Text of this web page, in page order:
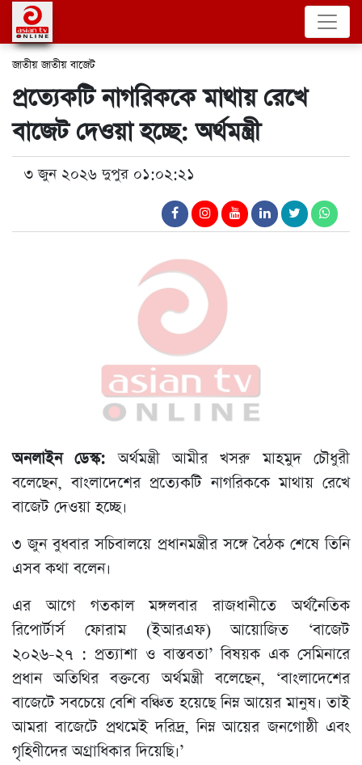
জাতীয় জাতীয় বাজেট
প্রত্যেকটি নাগরিককে মাথায় রেখে
বাজেট দেওয়া হচ্ছে: অর্থমন্ত্রী
৩ জুন ২০২৬ দুপুর ০১:০২:২১
অনলাইন ডেস্ক:অর্থমন্ত্রী আমীর খসরু মাহমুদ চৌধুরী
বলেছেন, বাংলাদেশের প্রত্যেকটি নাগরিককে মাথায় রেখে
বাজেট দেওয়া হচ্ছে।
৩ জুন বুধবার সচিবালয়ে প্রধানমন্ত্রীর সঙ্গে বৈঠক শেষে তিনি
এসব কথা বলেন।
এর আগে গতকাল মঙ্গলবার রাজধানীতে অর্থনৈতিক
রিপোর্টার্স ফোরাম (ইআরএফ) আয়োজিত ‘বাজেট
২০২৬-২৭ : প্রত্যাশা ও বাস্তবতা’ বিষয়ক এক সেমিনারে
প্রধান অতিথির বক্তব্যে অর্থমন্ত্রী বলেছেন, ‘বাংলাদেশের
বাজেটে সবচেয়ে বেশি বঞ্চিত হয়েছে নিম্ন আয়ের মানুষ। তাই
আমরা বাজেটে প্রথমেই দরিদ্র, নিম্ন আয়ের জনগোষ্ঠী এবং
গৃহিণীদের অগ্রাধিকার দিয়েছি।’